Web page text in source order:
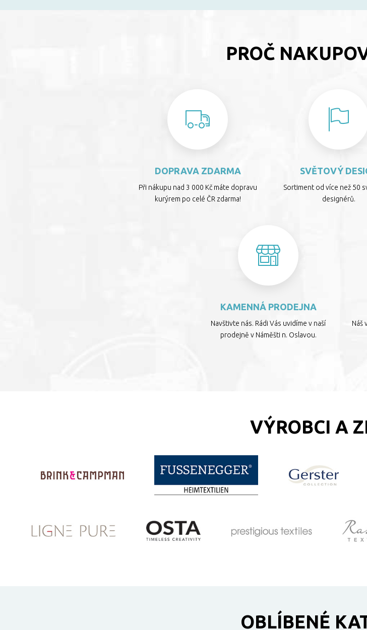
PROČ
DOPRAVA ZDARMA
Při nákupu nad 3 000 Kč máte dopravu
kurýrem po celé ČR zdarma!
SVĚTOVÝ
Sortiment od více než 50
designérů.
KAMENNÁ PRODEJNA
Navštivte nás. Rádi Vás uvidíme v naší
prodejně v Náměšti n. Oslavou.
Náš
VÝROBCI A
OBLÍBENÉ